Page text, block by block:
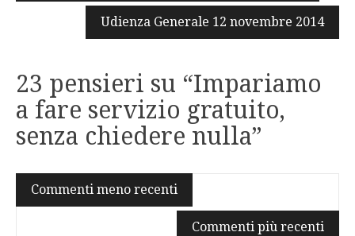
articoli
Udienza Generale 12 novembre 2014
23 pensieri su “Impariamo
a fare servizio gratuito,
senza chiedere nulla”
Navigazione
commenti
Commenti meno recenti
Commenti più recenti